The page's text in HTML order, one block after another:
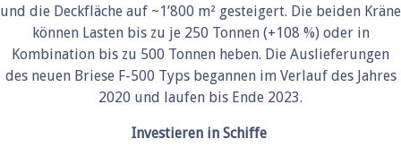
und die Deckfläche auf ~1’800 m² gesteigert. Die beiden Kräne
können Lasten bis zu je 250 Tonnen (+108 %) oder in
Kombination bis zu 500 Tonnen heben. Die Auslieferungen
des neuen Briese F-500 Typs begannen im Verlauf des Jahres
2020 und laufen bis Ende 2023.
Investieren in Schiffe